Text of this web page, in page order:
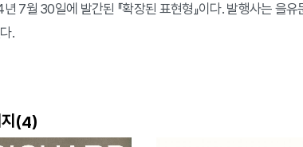
7월 30일에 발간된 『확장된 표현형』이다. 발행사는 을
.
(4)